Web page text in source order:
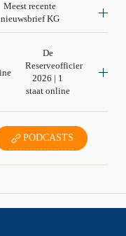
Meest recente
nieuwsbrief KG
De
Reserveofficier
2026 | 1
staat online
PODCASTS